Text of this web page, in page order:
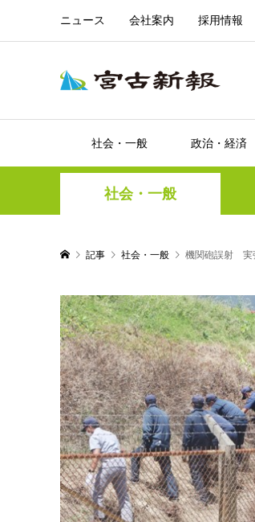
ニュース 会社案内 採用情報
社会・一般 政治・経済
社会・一般
記事 社会・一般 機関砲誤射 実